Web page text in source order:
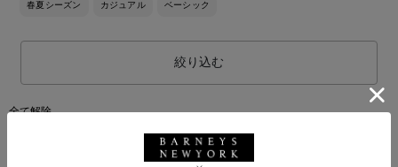
春夏シーズン カジュアル ベーシック
絞り込む
全て解除